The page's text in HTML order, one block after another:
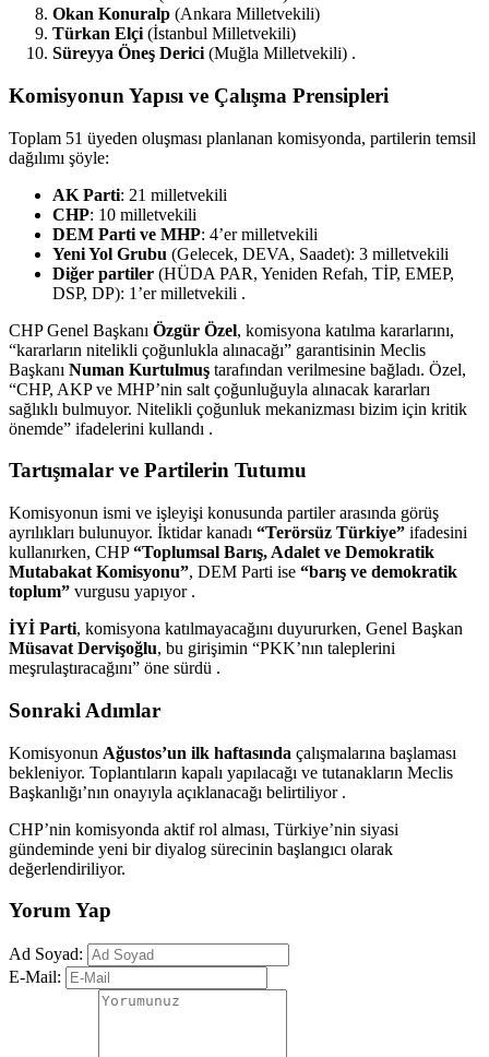
Okan Konuralp (Ankara Milletvekili)
Türkan Elçi (İstanbul Milletvekili)
Süreyya Öneş Derici (Muğla Milletvekili) .
Komisyonun Yapısı ve Çalışma Prensipleri
Toplam 51 üyeden oluşması planlanan komisyonda, partilerin temsil
dağılımı şöyle:
AK Parti: 21 milletvekili
CHP: 10 milletvekili
DEM Parti ve MHP: 4’er milletvekili
Yeni Yol Grubu (Gelecek, DEVA, Saadet): 3 milletvekili
Diğer partiler (HÜDA PAR, Yeniden Refah, TİP, EMEP,
DSP, DP): 1’er milletvekili .
CHP Genel Başkanı Özgür Özel, komisyona katılma kararlarını,
“kararların nitelikli çoğunlukla alınacağı” garantisinin Meclis
Başkanı Numan Kurtulmuş tarafından verilmesine bağladı. Özel,
“CHP, AKP ve MHP’nin salt çoğunluğuyla alınacak kararları
sağlıklı bulmuyor. Nitelikli çoğunluk mekanizması bizim için kritik
önemde” ifadelerini kullandı .
Tartışmalar ve Partilerin Tutumu
Komisyonun ismi ve işleyişi konusunda partiler arasında görüş
ayrılıkları bulunuyor. İktidar kanadı “Terörsüz Türkiye” ifadesini
kullanırken, CHP“Toplumsal Barış, Adalet ve Demokratik
Mutabakat Komisyonu”, DEM Parti ise “barış ve demokratik
toplum” vurgusu yapıyor .
İYİ Parti, komisyona katılmayacağını duyururken, Genel Başkan
Müsavat Dervişoğlu, bu girişimin “PKK’nın taleplerini
meşrulaştıracağını” öne sürdü .
Sonraki Adımlar
Komisyonun Ağustos’un ilk haftasında çalışmalarına başlaması
bekleniyor. Toplantıların kapalı yapılacağı ve tutanakların Meclis
Başkanlığı’nın onayıyla açıklanacağı belirtiliyor .
CHP’nin komisyonda aktif rol alması, Türkiye’nin siyasi
gündeminde yeni bir diyalog sürecinin başlangıcı olarak
değerlendiriliyor.
Yorum Yap
Ad Soyad:
E-Mail: